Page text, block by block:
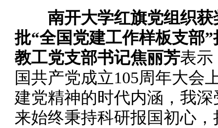
南开大学红旗党组织
批“全国党建工作样板支部
教工党支部书记焦丽芳表示
国共产党成立105周年大会
建党精神的时代内涵，我
来始终秉持科研报国初心